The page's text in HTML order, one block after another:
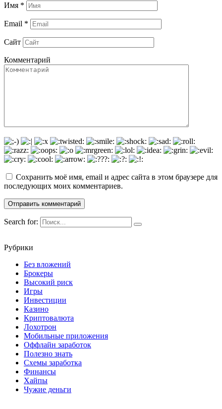
Имя *
Email *
Сайт
Комментарий
Сохранить моё имя, email и адрес сайта в этом браузере для
последующих моих комментариев.
Search for:
Рубрики
Без вложений
Брокеры
Высокий риск
Игры
Инвестиции
Казино
Криптовалюта
Лохотрон
Мобильные приложения
Оффлайн заработок
Полезно знать
Схемы заработка
Финансы
Хайпы
Чужие деньги